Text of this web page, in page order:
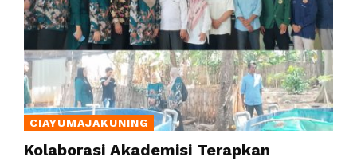
CIAYUMAJAKUNING
Kolaborasi Akademisi Terapkan